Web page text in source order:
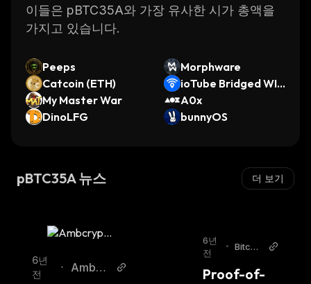
이들은 pBTC35A와 가장 유사한 시가 총액을
가지고 있습니다.
Peeps
Morphware
Catcoin (ETH)
ioTube Bridged WIF
I (IoTeX)
My Master War
A0x
DinoLFG
bunnyOS
pBTC35A 뉴스 더 보기
6년
전
•
Ambcr
6년
전
•
Bitcoi
Proof-of-